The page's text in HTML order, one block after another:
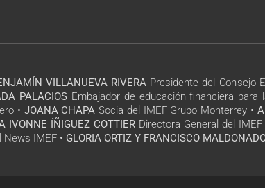
VILLANUEVA RIVERA Presidente del Consejo
PALACIOS Embajador de educación financiera
• JOANA CHAPA Socia del IMEF Grupo Monterrey •
IVONNE ÍÑIGUEZ COTTIER Directora General del IMEF
IMEF • GLORIA ORTIZ Y FRANCISCO